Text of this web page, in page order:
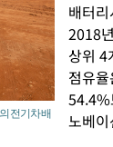
전기차 배
배터
2018
상위 4
점유
54.4%
노베